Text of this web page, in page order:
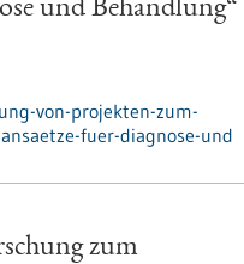
und Behandlung“
von-projekten-zum-
fuer-diagnose-und
zum